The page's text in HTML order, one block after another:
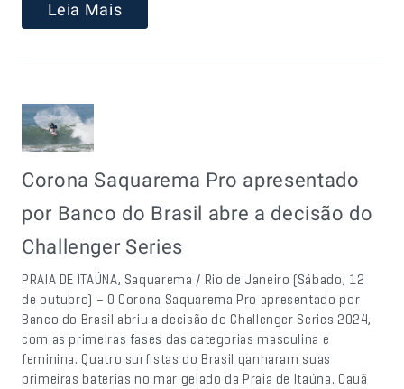
Leia Mais
Corona Saquarema Pro apresentado
por Banco do Brasil abre a decisão do
Challenger Series
PRAIA DE ITAÚNA, Saquarema / Rio de Janeiro (Sábado, 12
de outubro) – O Corona Saquarema Pro apresentado por
Banco do Brasil abriu a decisão do Challenger Series 2024,
com as primeiras fases das categorias masculina e
feminina. Quatro surfistas do Brasil ganharam suas
primeiras baterias no mar gelado da Praia de Itaúna. Cauã